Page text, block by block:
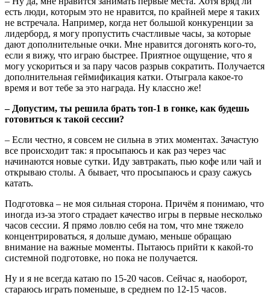
есть люди, которым это не нравится, по крайней мере я таких
не встречала. Например, когда нет большой конкуренции за
лидерборд, я могу пропустить счастливые часы, за которые
дают дополнительные очки. Мне нравится догонять кого-то,
если я вижу, что играю быстрее. Приятное ощущение, что я
могу ускориться и за пару часов разрыв сократить. Получается
дополнительная геймификация катки. Отыграла какое-то
время и вот тебе за это награда. Ну классно же!
– Допустим, ты решила брать топ-1 в гонке, как будешь
готовиться к такой сессии?
– Если честно, я совсем не сильна в этих моментах. Зачастую
все происходит так: я просыпаюсь и как раз через час
начинаются новые сутки. Иду завтракать, пью кофе или чай и
открываю столы. А бывает, что просыпаюсь и сразу сажусь
катать.
Подготовка – не моя сильная сторона. Причём я понимаю, что
иногда из-за этого страдает качество игры в первые несколько
часов сессии. Я прямо ловлю себя на том, что мне тяжело
концентрироваться, я дольше думаю, меньше обращаю
внимание на важные моменты. Пытаюсь прийти к какой-то
системной подготовке, но пока не получается.
Ну и я не всегда катаю по 15-20 часов. Сейчас я, наоборот,
стараюсь играть поменьше, в среднем по 12-15 часов.